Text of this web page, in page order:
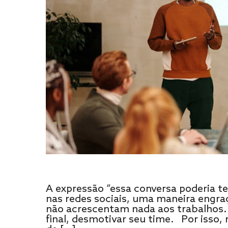
A expressão “essa conversa poderia
nas redes sociais, uma maneira
não acrescentam nada aos
final, desmotivar seu time. Por isso,